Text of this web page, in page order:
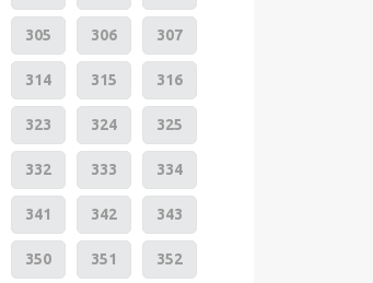
305 306 307
314 315 316
323 324 325
332 333 334
341 342 343
350 351 352